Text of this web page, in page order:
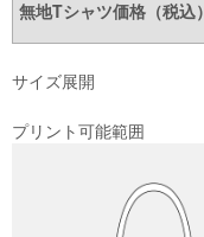
無地Tシャツ価格（税込）
サイズ展開
プリント可能範囲